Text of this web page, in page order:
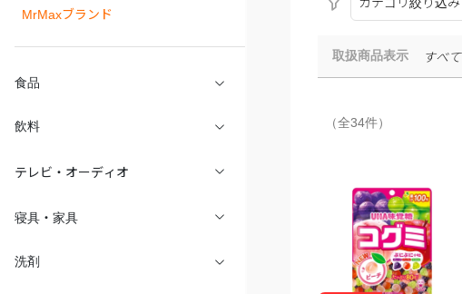
MrMaxブランド
食品
飲料
テレビ・オーディオ
寝具・家具
洗剤
取扱商品表示 すべて
（全34件）